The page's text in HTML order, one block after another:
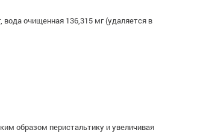
очищенная 136,315 мг (удаляется в
образом перистальтику и увеличивая